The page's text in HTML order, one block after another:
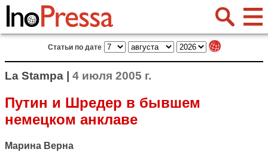
Статьи по дате
La Stampa | 4 июля 2005 г.
Путин и Шредер в бывшем
немецком анклаве
Марина Верна